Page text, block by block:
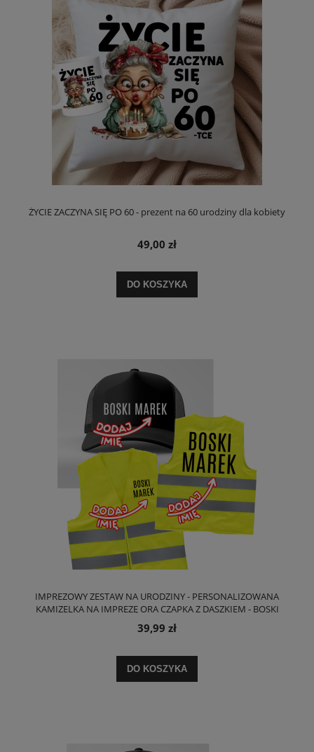
ŻYCIE ZACZYNA SIĘ PO 60 - prezent na 60 urodziny dla kobiety
49,00 zł
DO KOSZYKA
IMPREZOWY ZESTAW NA URODZINY - PERSONALIZOWANA
KAMIZELKA NA IMPREZĘ ORA CZAPKA Z DASZKIEM - BOSKI
39,99 zł
DO KOSZYKA